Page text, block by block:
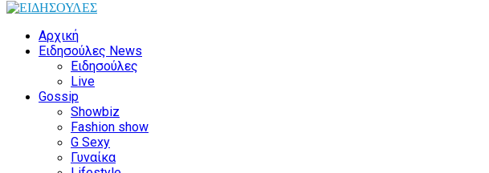
Αρχική
Ειδησούλες News
Ειδησούλες
Live
Gossip
Showbiz
Fashion show
G Sexy
Γυναίκα